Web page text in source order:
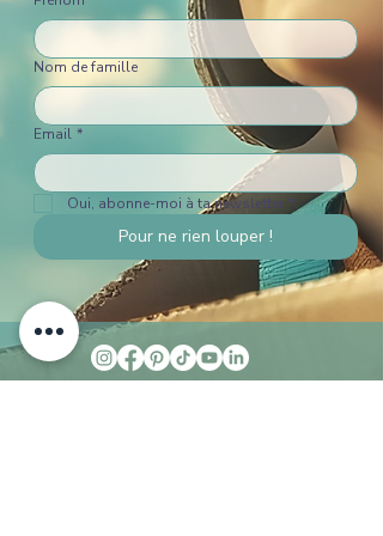
Nom de famille
Email *
Oui, abonne-moi à ta newsletter *
Pour ne rien louper !